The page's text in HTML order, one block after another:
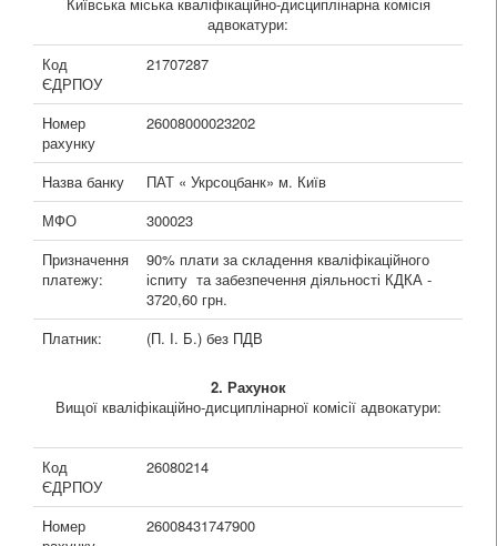
адвокатури:
Код
ЄДРПОУ
21707287
Номер
рахунку
26008000023202
Назва банку
ПАТ « Укрсоцбанк» м. Київ
МФО
300023
Призначення
платежу:
90% плати за складення кваліфікаційного
іспиту та забезпечення діяльності КДКА -
3720,60 грн.
Платник:
(П. І. Б.) без ПДВ
2. Рахунок
Вищої кваліфікаційно-дисциплінарної комісії адвокатури:
Код
ЄДРПОУ
26080214
Номер
26008431747900